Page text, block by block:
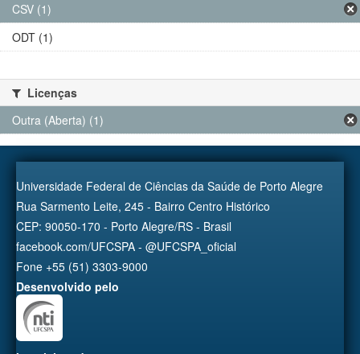
CSV (1)
ODT (1)
Licenças
Outra (Aberta) (1)
Universidade Federal de Ciências da Saúde de Porto Alegre
Rua Sarmento Leite, 245 - Bairro Centro Histórico
CEP: 90050-170 - Porto Alegre/RS - Brasil
facebook.com/UFCSPA - @UFCSPA_oficial
Fone +55 (51) 3303-9000
Desenvolvido pelo